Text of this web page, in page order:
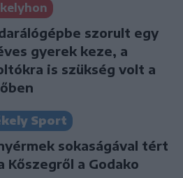
szorult egy
gyerek keze, a
is szükség volt a
Sport
sokaságával tért
Kőszegről a Godako